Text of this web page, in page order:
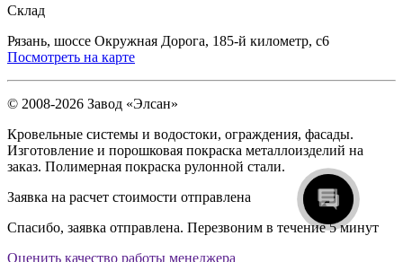
Склад
Рязань, шоссе Окружная Дорога, 185-й километр, с6
Посмотреть на карте
© 2008-2026 Завод «Элсан»
Кровельные системы и водостоки, ограждения, фасады.
Изготовление и порошковая покраска металлоизделий на
заказ. Полимерная покраска рулонной стали.
Заявка на расчет стоимости отправлена
Спасибо, заявка отправлена. Перезвоним в течение 5 минут
Оценить качество работы менеджера